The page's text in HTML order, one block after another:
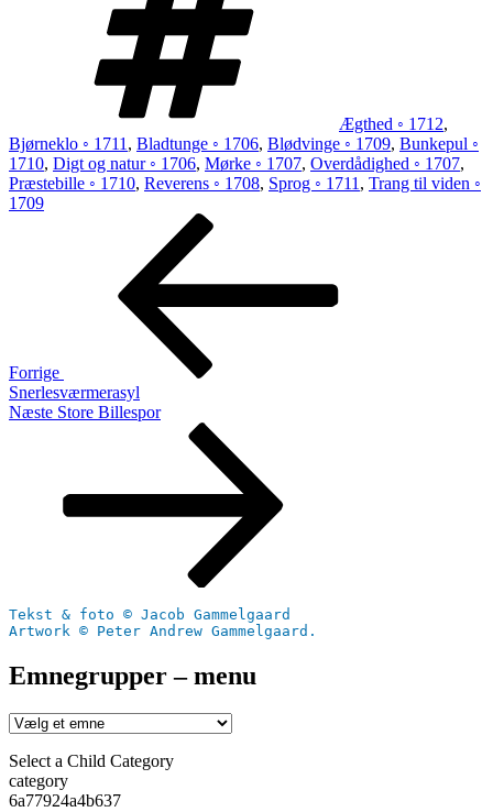
Ægthed ◦ 1712,
Bjørneklo ◦ 1711 , Bladtunge ◦ 1706, Blødvinge ◦ 1709, Bunkepul ◦
1710, Digt og natur ◦ 1706, Mørke ◦ 1707, Overdådighed ◦ 1707,
Præstebille ◦ 1710, Reverens ◦ 1708, Sprog ◦ 1711 , Trang til viden ◦
1709
Indlægsnavigation
Forrige
Snerlesværmerasyl
Næste
Næste Store Billespor
Tekst & foto © Jacob Gammelgaard
Artwork © Peter Andrew Gammelgaard.
Emnegrupper – menu
Select a Child Category
category
6a77924a4b637